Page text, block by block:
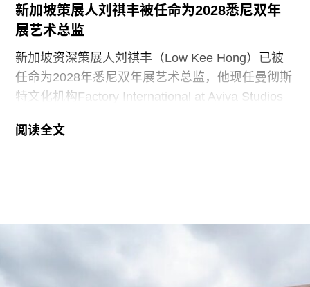
新加坡策展人刘祺丰被任命为2028悉尼双年
展艺术总监
新加坡资深策展人刘祺丰（Low Kee Hong）已被
任命为2028年悉尼双年展艺术总监，他现任曼彻斯
特文化机构Factory International at Aviva Studios
Qasimi）因被认为偏袒支持巴勒斯坦的参展艺术家
而受到批评。对此，悉尼双年展否认了有关歧视或
阅读全文